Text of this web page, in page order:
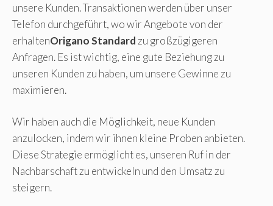
unsere Kunden. Transaktionen werden über unser
Telefon durchgeführt, wo wir Angebote von der
erhaltenOrigano Standard zu großzügigeren
Anfragen. Es ist wichtig, eine gute Beziehung zu
unseren Kunden zu haben, um unsere Gewinne zu
maximieren.
Wir haben auch die Möglichkeit, neue Kunden
anzulocken, indem wir ihnen kleine Proben anbieten.
Diese Strategie ermöglicht es, unseren Ruf in der
Nachbarschaft zu entwickeln und den Umsatz zu
steigern.